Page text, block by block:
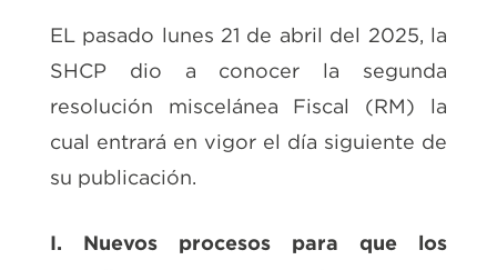
EL pasado lunes 21 de abril del 2025, la
SHCP dio a conocer la segunda
resolución miscelánea Fiscal (RM) la
cual entrará en vigor el día siguiente de
su publicación.
I. Nuevos procesos para que los